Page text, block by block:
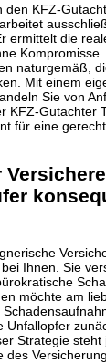
den KFZ-
ermittelt die
naturgemäß,
Mit einem
Sie von
KFZ-Gutachter
für eine
Ihnen. Sie
möchte am
Unfallopfer
Strategie steht